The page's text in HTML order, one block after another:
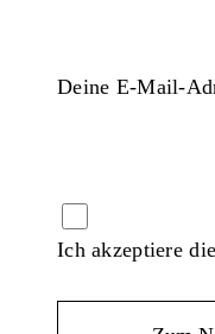
Deine E-Mail-
Ich akzeptiere